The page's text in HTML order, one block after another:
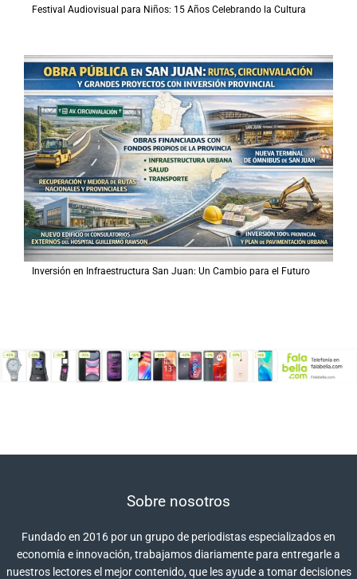
Festival Audiovisual para Niños: 15 Años Celebrando la Cultura
Inversión en Infraestructura San Juan: Un Cambio para el Futuro
Sobre nosotros
Fundado en 2016 por un grupo de periodistas especializados en
economía e innovación, trabajamos diariamente para entregarle a
nuestros lectores el mejor contenido, que les ayude a tomar decisiones